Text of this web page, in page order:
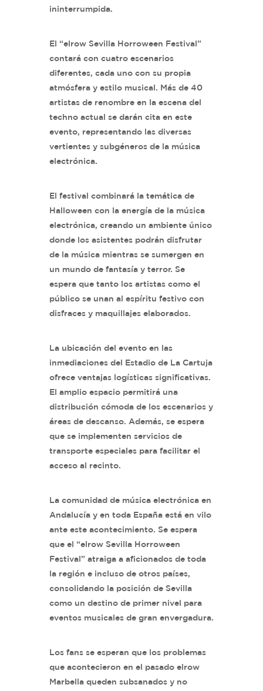
ininterrumpida.
El “elrow Sevilla Horroween Festival”
contará con cuatro escenarios
diferentes, cada uno con su propia
atmósfera y estilo musical. Más de 40
artistas de renombre en la escena del
techno actual se darán cita en este
evento, representando las diversas
vertientes y subgéneros de la música
electrónica.
El festival combinará la temática de
Halloween con la energía de la música
electrónica, creando un ambiente único
donde los asistentes podrán disfrutar
de la música mientras se sumergen en
un mundo de fantasía y terror. Se
espera que tanto los artistas como el
público se unan al espíritu festivo con
disfraces y maquillajes elaborados.
La ubicación del evento en las
inmediaciones del Estadio de La Cartuja
ofrece ventajas logísticas significativas.
El amplio espacio permitirá una
distribución cómoda de los escenarios y
áreas de descanso. Además, se espera
que se implementen servicios de
transporte especiales para facilitar el
acceso al recinto.
La comunidad de música electrónica en
Andalucía y en toda España está en vilo
ante este acontecimiento. Se espera
que el “elrow Sevilla Horroween
Festival” atraiga a aficionados de toda
la región e incluso de otros países,
consolidando la posición de Sevilla
como un destino de primer nivel para
eventos musicales de gran envergadura.
Los fans se esperan que los problemas
que acontecieron en el pasado elrow
Marbella queden subsanados y no